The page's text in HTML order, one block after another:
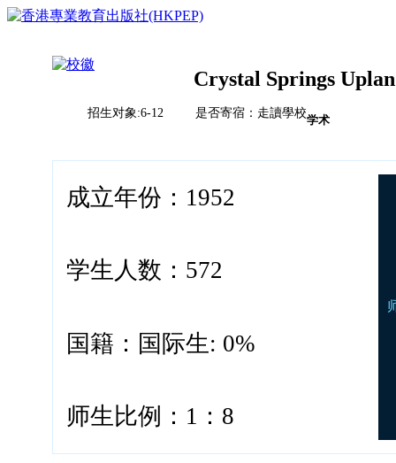
教育竞争力评比体系说明
国际学校
中国
北美
中东
2023HKPEP中国最具教育竞争力国际学校100强
2023HKPEP中国外籍人員子女国际学校最具竞争力
2022香港最具教育竞争力小学50强龙虎榜<
问卷调查
Crystal Springs
招生对象:6-12 是否寄宿：走讀學校
成立年份：1952
学生人数：572
国籍：国际生: 0%
师生比例：1：8
学术